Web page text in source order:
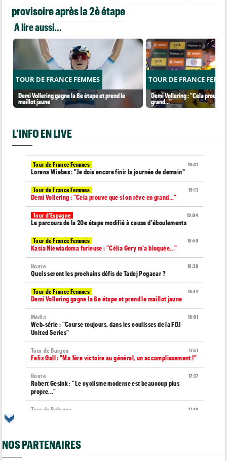
provisoire après la 2è étape
A lire aussi...
TOUR DE FRANCE FEMMES
Demi Vollering gagne la 8e étape et prend le
maillot jaune
TOUR DE FRANCE
Demi Vollering : "Cela prouve
grand..."
L'INFO EN LIVE
19:32
Tour de France Femmes
Lorena Wiebes : "Je dois encore finir la journée de demain"
19:13
Tour de France Femmes
Demi Vollering : "Cela prouve que si on rêve en grand..."
19:04
Tour d'Espagne
Le parcours de la 20e étape modifié à cause d'éboulements
18:50
Tour de France Femmes
Kasia Niewiadoma furieuse : "Célia Gery m'a bloquée..."
18:28
Route
Quels seront les prochains défis de Tadej Pogacar ?
18:14
Tour de France Femmes
Demi Vollering gagne la 8e étape et prend le maillot jaune
18:01
Média
Web-série : "Course toujours, dans les coulisses de la FDJ
United Series"
17:51
Tour de Burgos
Felix Gall : "Ma 1ère victoire au général, un accomplissement !"
17:37
Route
Robert Gesink : "Le cyclisme moderne est beaucoup plus
propre..."
17:16
Tour de Pologne
Nouveau coup d'arrêt pour Jarno Widar, contraint à l'abandon
NOS PARTENAIRES